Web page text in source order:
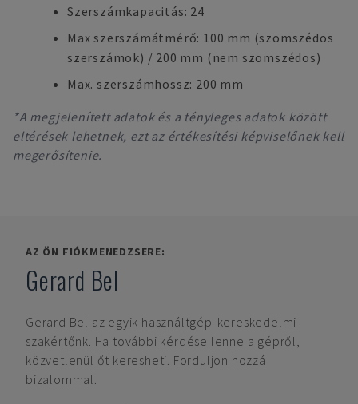
Szerszámkapacitás: 24
Max szerszámátmérő: 100 mm (szomszédos
szerszámok) / 200 mm (nem szomszédos)
Max. szerszámhossz: 200 mm
*A megjelenített adatok és a tényleges adatok között
eltérések lehetnek, ezt az értékesítési képviselőnek kell
megerősítenie.
AZ ÖN FIÓKMENEDZSERE:
Gerard Bel
Gerard Bel az egyik használtgép-kereskedelmi
szakértőnk. Ha további kérdése lenne a gépről,
közvetlenül őt keresheti. Forduljon hozzá
bizalommal.